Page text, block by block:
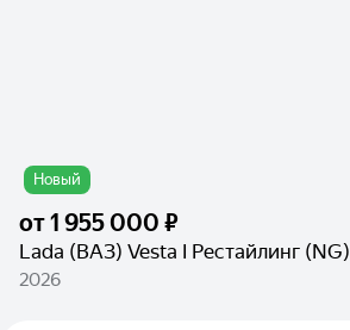
Новый
от1 955 000 ₽
Lada (ВАЗ) Vesta I Рестайлинг (NG)
2026